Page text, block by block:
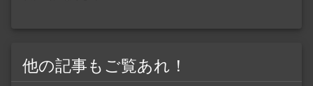
他の記事もご覧あれ！